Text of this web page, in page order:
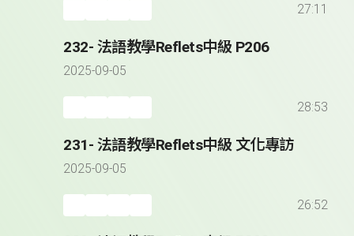
27:11
232- 法語教學Reflets中級 P206
2025-09-05
28:53
231- 法語教學Reflets中級 文化專訪
2025-09-05
26:52